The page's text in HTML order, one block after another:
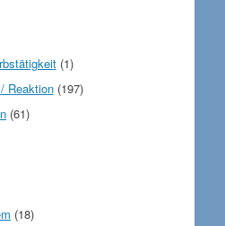
(1)
Reaktion(197)
(61)
(18)